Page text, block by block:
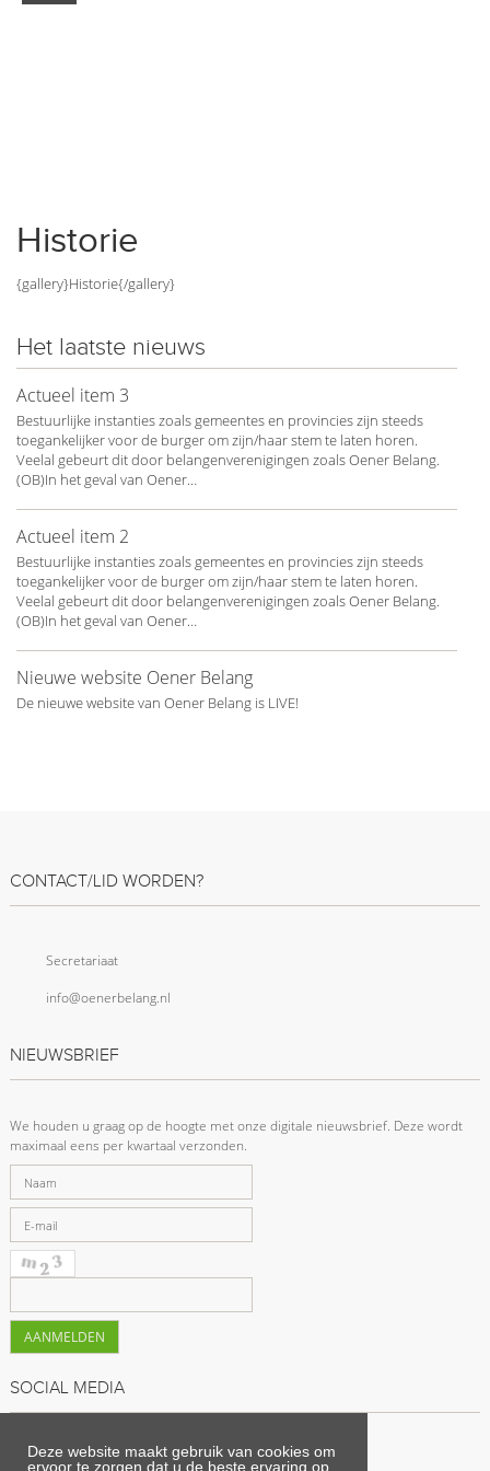
Deze website maakt gebruik van cookies om
ervoor te zorgen dat u de beste ervaring op
Historie
{gallery}Historie{/gallery}
Het laatste nieuws
Actueel item 3
Bestuurlijke instanties zoals gemeentes en provincies zijn steeds
toegankelijker voor de burger om zijn/haar stem te laten horen.
Veelal gebeurt dit door belangenverenigingen zoals Oener Belang.
(OB)In het geval van Oener…
Actueel item 2
Bestuurlijke instanties zoals gemeentes en provincies zijn steeds
toegankelijker voor de burger om zijn/haar stem te laten horen.
Veelal gebeurt dit door belangenverenigingen zoals Oener Belang.
(OB)In het geval van Oener…
Nieuwe website Oener Belang
De nieuwe website van Oener Belang is LIVE!
CONTACT/LID WORDEN?
Secretariaat
info@oenerbelang.nl
NIEUWSBRIEF
We houden u graag op de hoogte met onze digitale nieuwsbrief. Deze wordt
maximaal eens per kwartaal verzonden.
SOCIAL MEDIA
Volg het Oener belang via